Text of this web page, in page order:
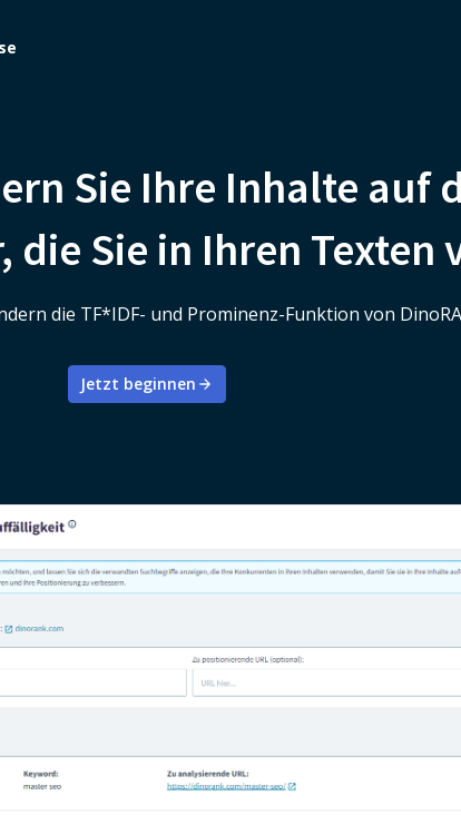
Sie Ihre Inhalte auf
Sie in Ihren Texten
die TF*IDF- und Prominenz-Funktion von
Jetzt beginnen